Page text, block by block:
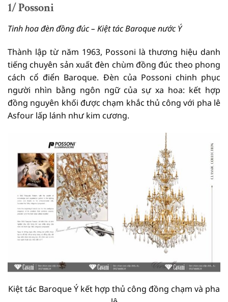
1/ Possoni
Tinh hoa đèn đồng đúc – Kiệt tác Baroque nước Ý
Thành lập từ năm 1963, Possoni là thương hiệu danh
tiếng chuyên sản xuất đèn chùm đồng đúc theo phong
cách cổ điển Baroque. Đèn của Possoni chinh phục
người nhìn bằng ngôn ngữ của sự xa hoa: kết hợp
đồng nguyên khối được chạm khắc thủ công với pha lê
Asfour lấp lánh như kim cương.
Kiệt tác Baroque Ý kết hợp thủ công đồng chạm và pha